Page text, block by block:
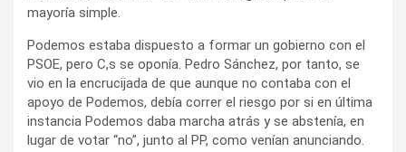
mayoría simple.
Podemos estaba dispuesto a formar un gobierno con el
PSOE, pero C,s se oponía. Pedro Sánchez, por tanto, se
vio en la encrucijada de que aunque no contaba con el
apoyo de Podemos, debía correr el riesgo por si en última
instancia Podemos daba marcha atrás y se abstenía, en
lugar de votar “no”, junto al PP, como venían anunciando.